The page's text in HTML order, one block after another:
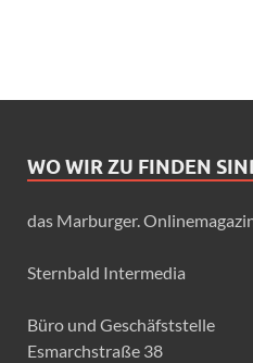
WO WIR ZU FINDEN
das Marburger.
Sternbald Intermedia
Büro und Geschäfststelle
Esmarchstraße 38